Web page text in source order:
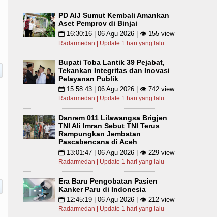
PD AIJ Sumut Kembali Amankan
Aset Pemprov di Binjai
📅 16:30:16 | 06 Agu 2026 | 👁 155 view
Radarmedan | Update 1 hari yang lalu
Bupati Toba Lantik 39 Pejabat,
Tekankan Integritas dan Inovasi
Pelayanan Publik
📅 15:58:43 | 06 Agu 2026 | 👁 742 view
Radarmedan | Update 1 hari yang lalu
Danrem 011 Lilawangsa Brigjen
TNI Ali Imran Sebut TNI Terus
Rampungkan Jembatan
Pascabencana di Aceh
📅 13:01:47 | 06 Agu 2026 | 👁 229 view
Radarmedan | Update 1 hari yang lalu
Era Baru Pengobatan Pasien
Kanker Paru di Indonesia
📅 12:45:19 | 06 Agu 2026 | 👁 212 view
Radarmedan | Update 1 hari yang lalu